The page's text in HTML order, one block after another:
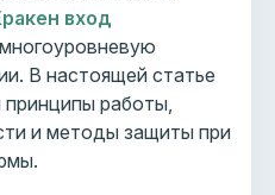
вход
В настоящей статье
работы,
и методы защиты при